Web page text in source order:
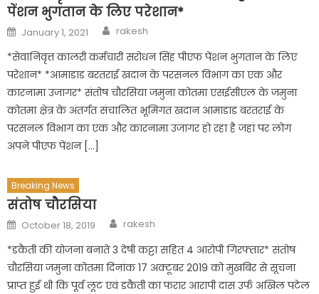
पेंशन भुगतान के लिए परेशान*
Posted
on
January 1, 2021 Author
rakesh
*सेवानिवृत्त कालरी कर्मचारी सरोधन सिंह पीएफ पेंशन भुगतान के लिए
परेशान* *आमाडाड बरतराई खदान के परसनल विभाग का एक और
कारनामा उजागर* संतोष चौरसिया जमुना कोतमा एसईसीएल के जमुना
कोतमा क्षेत्र के अंतर्गत संचालित भूमिगत खदान आमाडाड बरतराई के
परसनल विभाग का एक और कारनामा उजागर हो रहा है जहां पर लोग
अपने पीएफ पेंशन […]
Breaking News
संतोष चौरसिया
Posted
on
October 18, 2019 Author
rakesh
*डकैती की योजना बनाते 3 देषी कट्टा सहित 4 आरोपी गिरफ्तार* संतोष
चौरसिया जमुना कोतमा दिनांक 17 अक्टूबर 2019 को मुखबिर से सूचना
प्राप्त हुई थी कि पूर्व लूट एवं डकैती का फरार आरापी दास उर्फ अखिल पटेल